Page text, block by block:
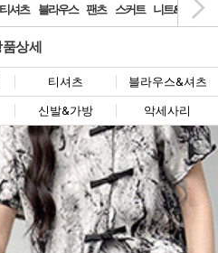
티셔츠 블라우스 팬츠 스커트 니트&가디건
상세
티셔츠 블라우스&셔츠
신발&가방 악세사리